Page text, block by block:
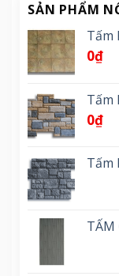
SẢN PHẨM
Tấm
0₫
Tấm
0₫
Tấm
TẤM